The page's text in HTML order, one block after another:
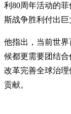
利80周年活动的
斯战争胜利付出巨
他指出，当前世
候都更需要团结
改革完善全球治
贡献。